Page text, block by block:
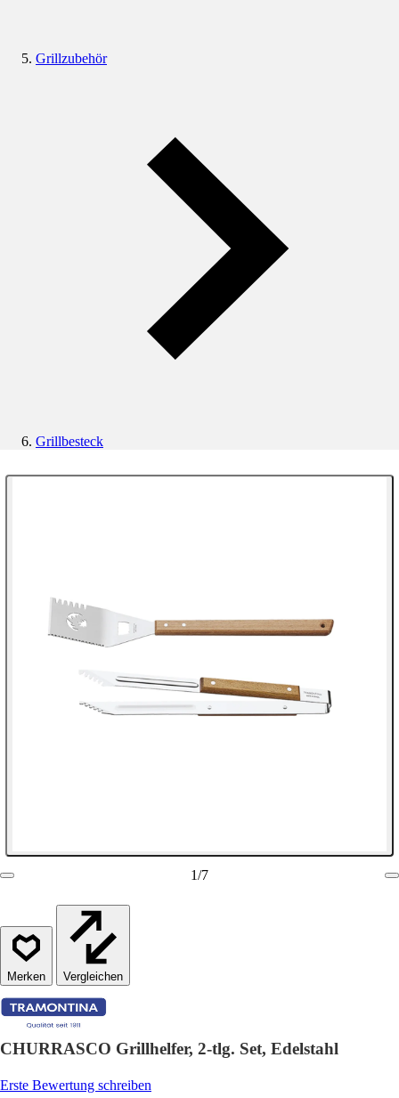
Grillzubehör
Grillbesteck
1/7
Vergleichen
CHURRASCO Grillhelfer, 2-tlg. Set, Edelstahl
Erste Bewertung schreiben